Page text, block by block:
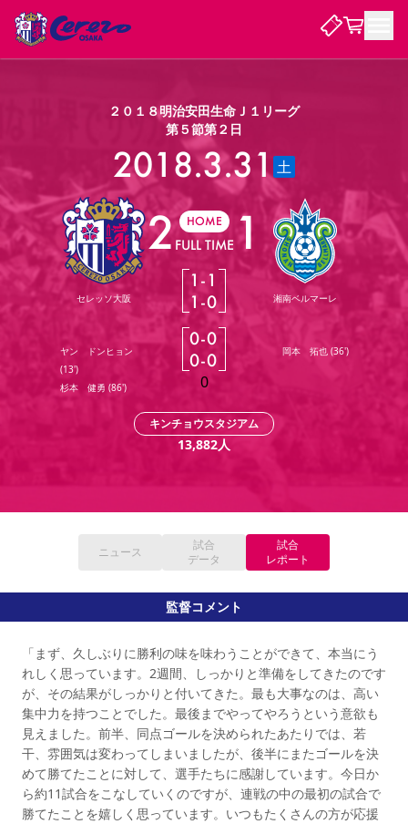
試合日程 / 結果 順位表
チームについて
選手・スタッフ スケジュール メディア情報 アクセス
レディース
アカデミー
ハナサカプレーヤー 歴代所属選手
チケット
チケット情報 販売スケジュール 価格・席種
購入方法
シーズンシート
法人シーズンシート 福祉サービス 団体チケット
特定興行入場券 譲渡サービス リセールサービス
観戦ガイド
初めて観戦ガイド キッズ向けサービス
観戦マナー&ルール
ビジターサポーター観戦ガイド 公式アプリ
スタジアム
YANMAR HANASAKA STADIUM
アウェイツアー
よくある質問
クラブを知る
セレッソ大阪について
クラブ紹介 シーズン記録 求人情報
サポートする
パートナー企業募集中 セレッソ大阪VISAカード
セレッソアイデアちょうだいな
応援商店街
スポーツクラブ
スポーツクラブ
セレッソフットサルパーク
セレッソフットサルパーク長居
セレッソ大阪アカデミー
子供のサッカースクール
大人のサッカースクール
その他スポーツクラブ
ファンクラブ
ファンクラブ
SAKURA SOCIO 招待券引換方法 まいセレチケット
婚姻届・出生届・命名書
グッズ チケット イベント ファンクラブ
スポーツクラブ
レディース
２０１８明治安田生命Ｊ１リーグ
第５節第２日
2018.3.31 土
セレッソ大阪
ヤン ドンヒョン
(13')
杉本 健勇 (86')
2 HOME
FULL TIME1
1-1
1-0
0-0
0-0
0
湘南ベルマーレ
岡本 拓也 (36')
キンチョウスタジアム
13,882人
ニュース
試合
データ
試合
レポート
監督コメント
「まず、久しぶりに勝利の味を味わうことができて、本当にう
れしく思っています。2週間、しっかりと準備をしてきたのです
が、その結果がしっかりと付いてきた。最も大事なのは、高い
集中力を持つことでした。最後までやってやろうという意欲も
見えました。前半、同点ゴールを決められたあたりでは、若
干、雰囲気は変わってしまいましたが、後半にまたゴールを決
めて勝てたことに対して、選手たちに感謝しています。今日か
ら約11試合をこなしていくのですが、連戦の中の最初の試合で
勝てたことを嬉しく思っています。いつもたくさんの方が応援